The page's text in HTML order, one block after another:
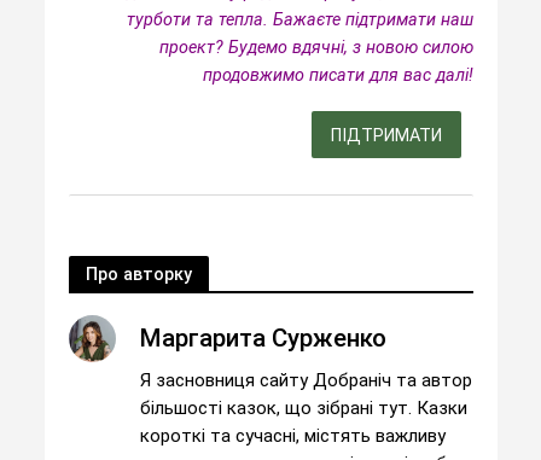
турботи та тепла. Бажаєте підтримати наш
проект? Будемо вдячні, з новою силою
продовжимо писати для вас далі!
ПІДТРИМАТИ
Про авторку
Маргарита Сурженко
Я засновниця сайту Добраніч та автор
більшості казок, що зібрані тут. Казки
короткі та сучасні, містять важливу